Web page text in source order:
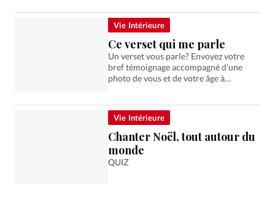
particulière offerte aux marginaux et
aux pauvres. Une invitation à chercher…
Vie Intérieure
Ce verset qui me parle
Un verset vous parle? Envoyez votre
bref témoignage accompagné d’une
photo de vous et de votre âge à
lecteurs.
Vie Intérieure
Chanter Noël, tout autour du
monde
QUIZ